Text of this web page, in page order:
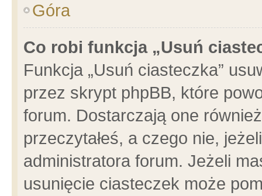
Góra
Co robi funkcja „Usuń
Funkcja „Usuń ciasteczka”
przez skrypt phpBB, które
forum. Dostarczają one
przeczytałeś, a czego nie,
administratora forum. Jeżeli
usunięcie ciasteczek może